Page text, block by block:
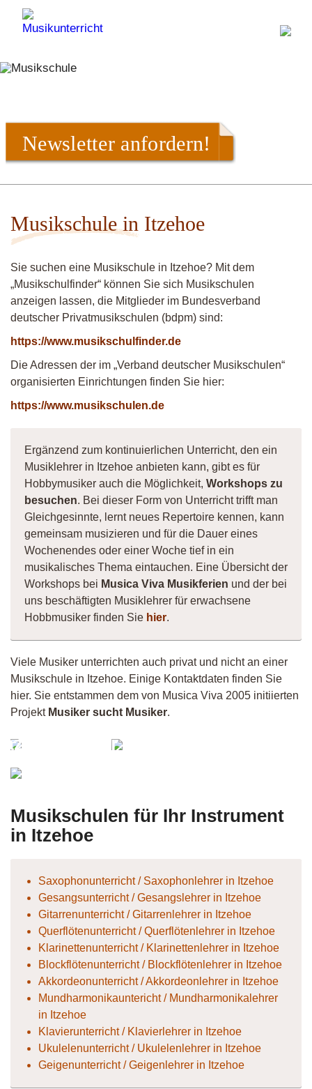
Newsletter anfordern!
Musikschule in Itzehoe
Sie suchen eine Musikschule in Itzehoe? Mit dem
„Musikschulfinder“ können Sie sich Musikschulen
anzeigen lassen, die Mitglieder im Bundesverband
deutscher Privatmusikschulen (bdpm) sind:
https://www.musikschulfinder.de
Die Adressen der im „Verband deutscher Musikschulen“
organisierten Einrichtungen finden Sie hier:
https://www.musikschulen.de
Ergänzend zum kontinuierlichen Unterricht, den ein
Musiklehrer in Itzehoe anbieten kann, gibt es für
Hobbymusiker auch die Möglichkeit, Workshops zu
besuchen. Bei dieser Form von Unterricht trifft man
Gleichgesinnte, lernt neues Repertoire kennen, kann
gemeinsam musizieren und für die Dauer eines
Wochenendes oder einer Woche tief in ein
musikalisches Thema eintauchen. Eine Übersicht der
Workshops bei Musica Viva Musikferien und der bei
uns beschäftigten Musiklehrer für erwachsene
Hobbmusiker finden Sie hier.
Viele Musiker unterrichten auch privat und nicht an einer
Musikschule in Itzehoe. Einige Kontaktdaten finden Sie
hier. Sie entstammen dem von Musica Viva 2005 initiierten
Projekt Musiker sucht Musiker.
Tangmo
Musikschulen für Ihr Instrument
in Itzehoe
Saxophonunterricht / Saxophonlehrer in Itzehoe
Gesangsunterricht / Gesangslehrer in Itzehoe
Gitarrenunterricht / Gitarrenlehrer in Itzehoe
Querflötenunterricht / Querflötenlehrer in Itzehoe
Klarinettenunterricht / Klarinettenlehrer in Itzehoe
Blockflötenunterricht / Blockflötenlehrer in Itzehoe
Akkordeonunterricht / Akkordeonlehrer in Itzehoe
Mundharmonikauntericht / Mundharmonikalehrer
in Itzehoe
Klavierunterricht / Klavierlehrer in Itzehoe
Ukulelenunterricht / Ukulelenlehrer in Itzehoe
Geigenunterricht / Geigenlehrer in Itzehoe